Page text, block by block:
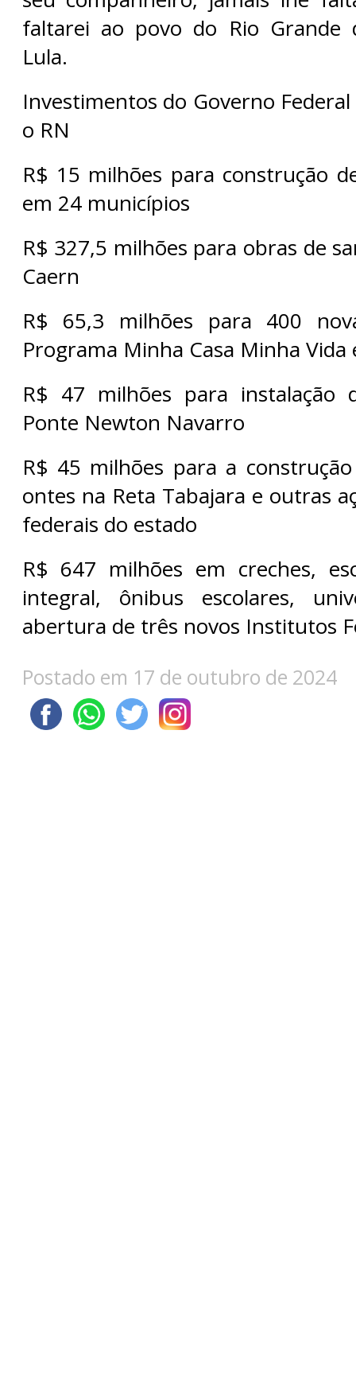
faltarei ao povo do Rio Grande
Lula.
Investimentos do Governo
o RN
R$ 15 milhões para construção
em 24 municípios
R$ 327,5 milhões para obras de
Caern
R$ 65,3 milhões para 400
Programa Minha Casa Minha Vida
R$ 47 milhões para instalação
Ponte Newton Navarro
R$ 45 milhões para a
ontes na Reta Tabajara e outras
federais do estado
R$ 647 milhões em creches,
integral, ônibus escolares,
abertura de três novos Institutos
Postado em 17 de outubro de 2024